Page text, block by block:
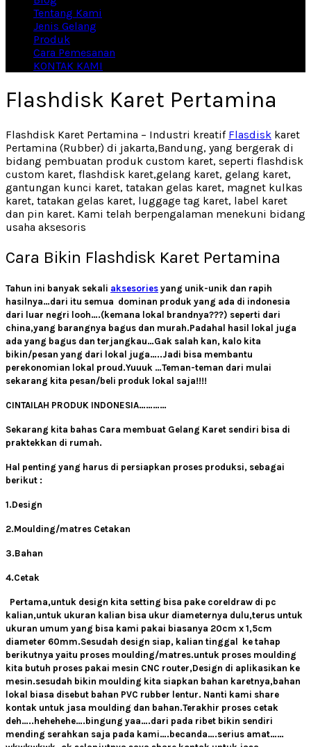
Tentang Kami
Jenis Gelang
Produk
Cara Pemesanan
KONTAK KAMI
Flashdisk Karet Pertamina
Flashdisk Karet Pertamina – Industri kreatif Flasdisk karet
Pertamina (Rubber) di jakarta,Bandung, yang bergerak di
bidang pembuatan produk custom karet, seperti flashdisk
custom karet, flashdisk karet,gelang karet, gelang karet,
gantungan kunci karet, tatakan gelas karet, magnet kulkas
karet, tatakan gelas karet, luggage tag karet, label karet
dan pin karet. Kami telah berpengalaman menekuni bidang
usaha aksesoris
Cara Bikin Flashdisk Karet Pertamina
Tahun ini banyak sekali aksesories yang unik-unik dan rapih
hasilnya…dari itu semua dominan produk yang ada di indonesia
dari luar negri looh….(kemana lokal brandnya???) seperti dari
china,yang barangnya bagus dan murah.Padahal hasil lokal juga
ada yang bagus dan terjangkau…Gak salah kan, kalo kita
bikin/pesan yang dari lokal juga…..Jadi bisa membantu
perekonomian lokal proud.Yuuuk …Teman-teman dari mulai
sekarang kita pesan/beli produk lokal saja!!!!
CINTAILAH PRODUK INDONESIA…………
Sekarang kita bahas Cara membuat Gelang Karet sendiri bisa di
praktekkan di rumah.
Hal penting yang harus di persiapkan proses produksi, sebagai
berikut :
1.Design
2.Moulding/matres Cetakan
3.Bahan
4.Cetak
Pertama,untuk design kita setting bisa pake coreldraw di pc
kalian,untuk ukuran kalian bisa ukur diameternya dulu,terus untuk
ukuran umum yang bisa kami pakai biasanya 20cm x 1,5cm
diameter 60mm.Sesudah design siap, kalian tinggal ke tahap
berikutnya yaitu proses moulding/matres.untuk proses moulding
kita butuh proses pakai mesin CNC router,Design di aplikasikan ke
mesin.sesudah bikin moulding kita siapkan bahan karetnya,bahan
lokal biasa disebut bahan PVC rubber lentur. Nanti kami share
kontak untuk jasa moulding dan bahan.Terakhir proses cetak
deh…..hehehehe….bingung yaa….dari pada ribet bikin sendiri
mending serahkan saja pada kami….becanda….serius amat……